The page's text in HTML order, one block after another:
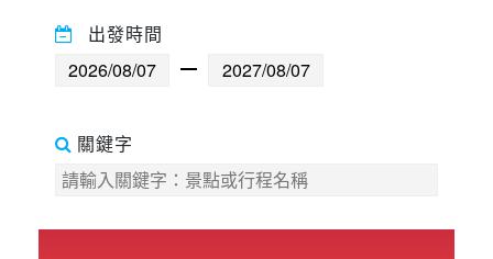
超夯日本
遊輪河輪
世界臻旅
出發時間
關鍵字